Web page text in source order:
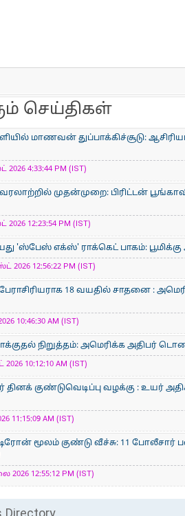
செய்திகள்
மாணவன் துப்பாக்கிச்சூடு:
4:33:44 PM (IST)
முதன்முறை: பிரிட்டன்
12:23:54 PM (IST)
'ஸ்பேஸ் எக்ஸ்' ராக்கெட் பாகம்:
12:56:22 PM (IST)
18 வயதில் சாதனை :
10:46:30 AM (IST)
நிறுத்தம்: அமெரிக்க அதிபர்
10:12:10 AM (IST)
குண்டுவெடிப்பு வழக்கு : உயர்
AM (IST)
மூலம் குண்டு வீச்சு: 11 போலீசார்
12:55:12 PM (IST)